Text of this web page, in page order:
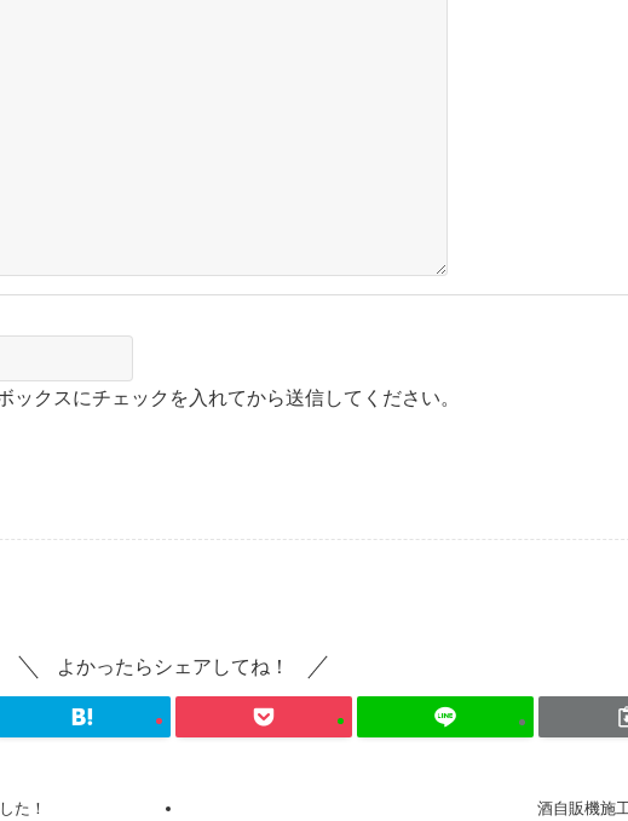
ックスにチェックを入れてから送信してください。
よかったらシェアしてね！
た！ 酒自販機施